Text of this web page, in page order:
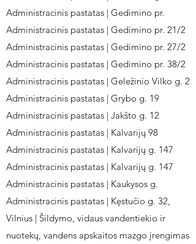
Administracinis pastatas | Gedimino pr.
Administracinis pastatas | Gedimino pr. 21/2
Administracinis pastatas | Gedimino pr. 27/2
Administracinis pastatas | Gedimino pr. 38/2
Administracinis pastatas | Geležinio Vilko g. 2
Administracinis pastatas | Grybo g. 19
Administracinis pastatas | Jakšto g. 12
Administracinis pastatas | Kalvarijų 98
Administracinis pastatas | Kalvarijų g. 147
Administracinis pastatas | Kalvarijų g. 147
Administracinis pastatas | Kaukysos g.
Administracinis pastatas | Kęstučio g. 32,
Vilnius | Šildymo, vidaus vandentiekio ir
nuotekų, vandens apskaitos mazgo įrengimas